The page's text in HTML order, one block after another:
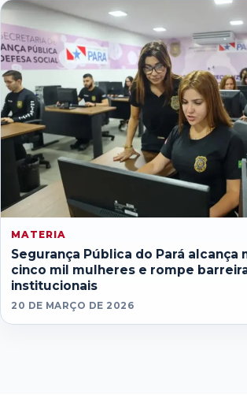
MATERIA
Segurança Pública do Pará alcança
cinco mil mulheres e rompe
institucionais
20 DE MARÇO DE 2026